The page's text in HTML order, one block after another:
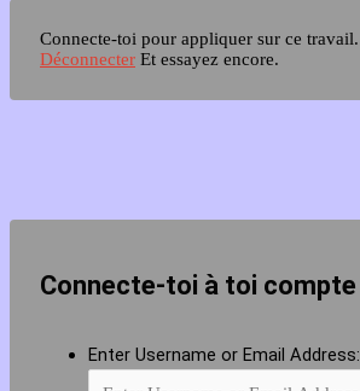
Connecte-toi pour appliquer sur ce travail.
Déconnecter Et essayez encore.
Connecte-toi à toi compte
Enter Username or Email Address: